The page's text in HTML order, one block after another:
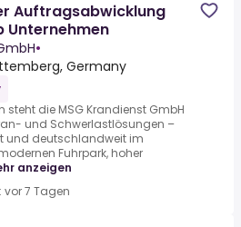
Auftragsabwicklung
•
Germany
steht die MSG Krandienst GmbH
und Schwerlastlösungen –
und deutschlandweit im
Fuhrpark, hoher
anzeigen
vor 7 Tagen